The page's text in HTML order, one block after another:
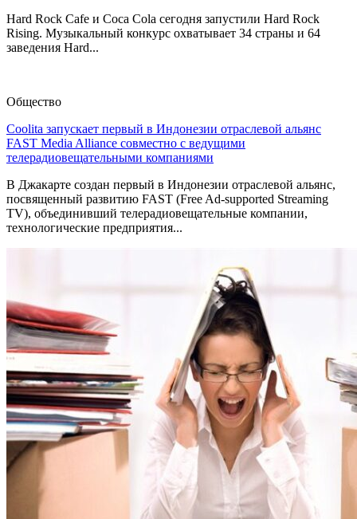
Hard Rock Cafe и Coca Cola сегодня запустили Hard Rock
Rising. Музыкальный конкурс охватывает 34 страны и 64
заведения Hard...
Общество
Coolita запускает первый в Индонезии отраслевой альянс
FAST Media Alliance совместно с ведущими
телерадиовещательными компаниями
В Джакарте создан первый в Индонезии отраслевой альянс,
посвященный развитию FAST (Free Ad-supported Streaming
TV), объединивший телерадиовещательные компании,
технологические предприятия...